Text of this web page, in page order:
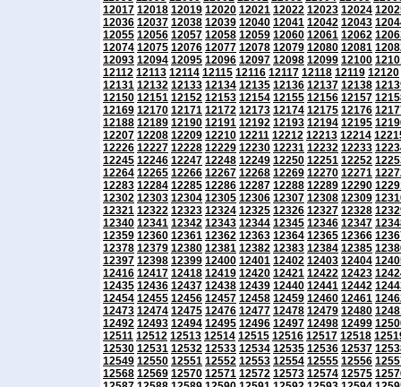
12017 12018 12019 12020 12021 12022 12023 12024
12036 12037 12038 12039 12040 12041 12042 12043
12055 12056 12057 12058 12059 12060 12061 12062
12074 12075 12076 12077 12078 12079 12080 12081
12093 12094 12095 12096 12097 12098 12099 12100
12112 12113 12114 12115 12116 12117 12118 12119 12120
12131 12132 12133 12134 12135 12136 12137 12138
12150 12151 12152 12153 12154 12155 12156 12157
12169 12170 12171 12172 12173 12174 12175 12176
12188 12189 12190 12191 12192 12193 12194 12195
12207 12208 12209 12210 12211 12212 12213 12214
12226 12227 12228 12229 12230 12231 12232 12233
12245 12246 12247 12248 12249 12250 12251 12252
12264 12265 12266 12267 12268 12269 12270 12271
12283 12284 12285 12286 12287 12288 12289 12290
12302 12303 12304 12305 12306 12307 12308 12309
12321 12322 12323 12324 12325 12326 12327 12328
12340 12341 12342 12343 12344 12345 12346 12347
12359 12360 12361 12362 12363 12364 12365 12366
12378 12379 12380 12381 12382 12383 12384 12385
12397 12398 12399 12400 12401 12402 12403 12404
12416 12417 12418 12419 12420 12421 12422 12423
12435 12436 12437 12438 12439 12440 12441 12442
12454 12455 12456 12457 12458 12459 12460 12461
12473 12474 12475 12476 12477 12478 12479 12480
12492 12493 12494 12495 12496 12497 12498 12499
12511 12512 12513 12514 12515 12516 12517 12518
12530 12531 12532 12533 12534 12535 12536 12537
12549 12550 12551 12552 12553 12554 12555 12556
12568 12569 12570 12571 12572 12573 12574 12575